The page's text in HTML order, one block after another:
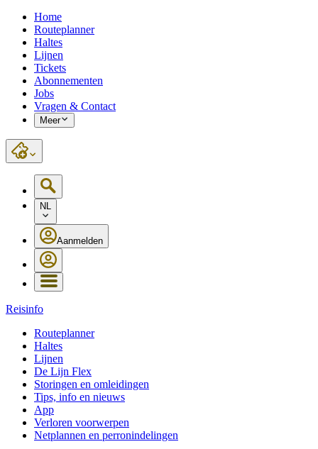
Home
Routeplanner
Haltes
Lijnen
Tickets
Abonnementen
Jobs
Vragen & Contact
Meer
NL
Aanmelden
Reisinfo
Routeplanner
Haltes
Lijnen
De Lijn Flex
Storingen en omleidingen
Tips, info en nieuws
App
Verloren voorwerpen
Netplannen en perronindelingen